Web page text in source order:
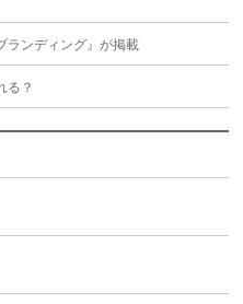
ランディング』が掲載
る？